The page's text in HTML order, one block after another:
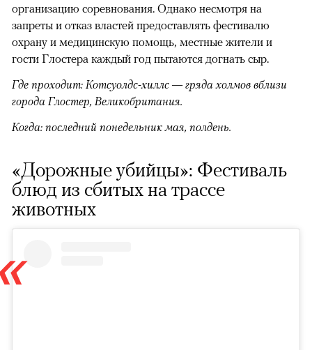
организацию соревнования. Однако несмотря на
запреты и отказ властей предоставлять фестивалю
охрану и медицинскую помощь, местные жители и
гости Глостера каждый год пытаются догнать сыр.
Где проходит: Котсуолдс-хиллс — гряда холмов вблизи
города Глостер, Великобритания.
Когда: последний понедельник мая, полдень.
«Дорожные убийцы»: Фестиваль
блюд из сбитых на трассе
животных